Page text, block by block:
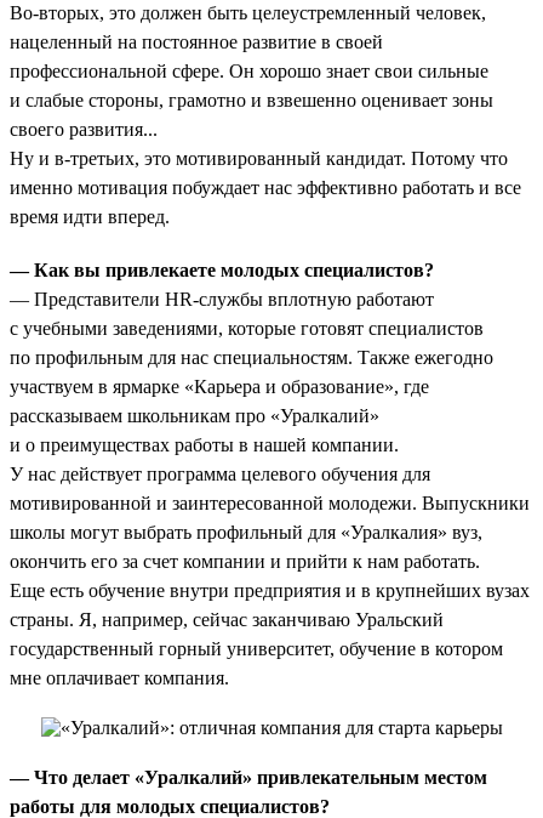
Во-вторых, это должен быть целеустремленный человек,
нацеленный на постоянное развитие в своей
профессиональной сфере. Он хорошо знает свои сильные
и слабые стороны, грамотно и взвешенно оценивает зоны
своего развития...
Ну и в-третьих, это мотивированный кандидат. Потому что
именно мотивация побуждает нас эффективно работать и все
время идти вперед.
— Как вы привлекаете молодых специалистов?
— Представители HR-службы вплотную работают
с учебными заведениями, которые готовят специалистов
по профильным для нас специальностям. Также ежегодно
участвуем в ярмарке «Карьера и образование», где
рассказываем школьникам про «Уралкалий»
и о преимуществах работы в нашей компании.
У нас действует программа целевого обучения для
мотивированной и заинтересованной молодежи. Выпускники
школы могут выбрать профильный для «Уралкалия» вуз,
окончить его за счет компании и прийти к нам работать.
Еще есть обучение внутри предприятия и в крупнейших вузах
страны. Я, например, сейчас заканчиваю Уральский
государственный горный университет, обучение в котором
мне оплачивает компания.
— Что делает «Уралкалий» привлекательным местом
работы для молодых специалистов?